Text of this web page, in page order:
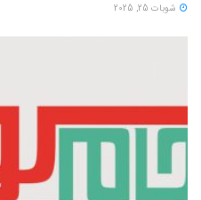
شوبات 25, 2025